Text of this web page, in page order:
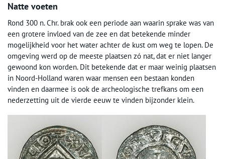
Natte voeten
Rond 300 n. Chr. brak ook een periode aan waarin sprake was van
een grotere invloed van de zee en dat betekende minder
mogelijkheid voor het water achter de kust om weg te lopen. De
omgeving werd op de meeste plaatsen zó nat, dat er niet langer
gewoond kon worden. Dit betekende dat er maar weinig plaatsen
in Noord-Holland waren waar mensen een bestaan konden
vinden en daarmee is ook de archeologische trefkans om een
nederzetting uit de vierde eeuw te vinden bijzonder klein.